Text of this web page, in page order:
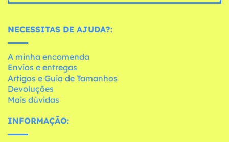
NECESSITAS DE AJUDA?:
A minha encomenda
Envios e entregas
Artigos e Guia de Tamanhos
Devoluções
Mais dúvidas
INFORMAÇÃO: